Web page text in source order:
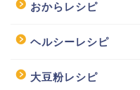
おからレシピ
ヘルシーレシピ
大豆粉レシピ